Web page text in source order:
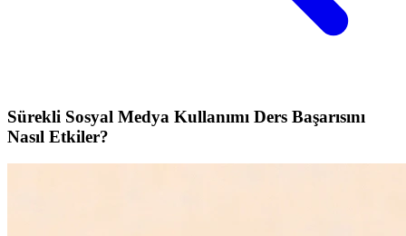
Sürekli Sosyal Medya Kullanımı Ders Başarısını
Nasıl Etkiler?